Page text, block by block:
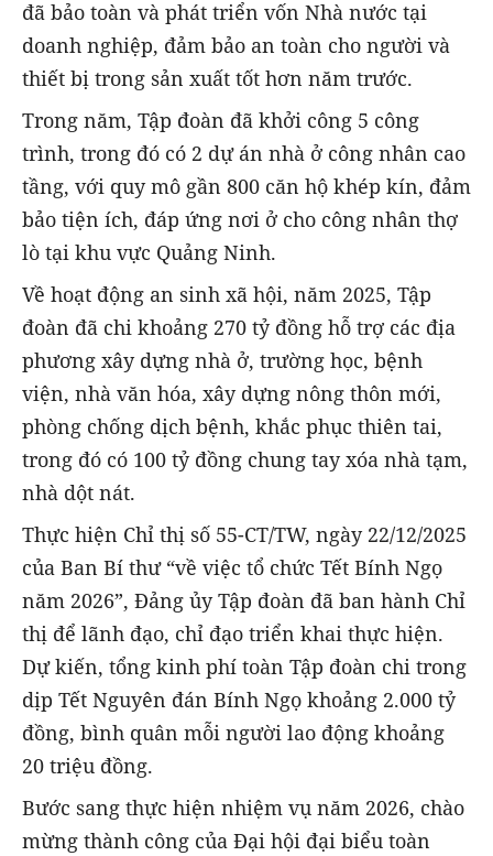
đã bảo toàn và phát triển vốn Nhà nước tại
doanh nghiệp, đảm bảo an toàn cho người và
thiết bị trong sản xuất tốt hơn năm trước.
Trong năm, Tập đoàn đã khởi công 5 công
trình, trong đó có 2 dự án nhà ở công nhân cao
tầng, với quy mô gần 800 căn hộ khép kín, đảm
bảo tiện ích, đáp ứng nơi ở cho công nhân thợ
lò tại khu vực Quảng Ninh.
Về hoạt động an sinh xã hội, năm 2025, Tập
đoàn đã chi khoảng 270 tỷ đồng hỗ trợ các địa
phương xây dựng nhà ở, trường học, bệnh
viện, nhà văn hóa, xây dựng nông thôn mới,
phòng chống dịch bệnh, khắc phục thiên tai,
trong đó có 100 tỷ đồng chung tay xóa nhà tạm,
nhà dột nát.
Thực hiện Chỉ thị số 55-CT/TW, ngày 22/12/2025
của Ban Bí thư “về việc tổ chức Tết Bính Ngọ
năm 2026”, Đảng ủy Tập đoàn đã ban hành Chỉ
thị để lãnh đạo, chỉ đạo triển khai thực hiện.
Dự kiến, tổng kinh phí toàn Tập đoàn chi trong
dịp Tết Nguyên đán Bính Ngọ khoảng 2.000 tỷ
đồng, bình quân mỗi người lao động khoảng
20 triệu đồng.
Bước sang thực hiện nhiệm vụ năm 2026, chào
mừng thành công của Đại hội đại biểu toàn